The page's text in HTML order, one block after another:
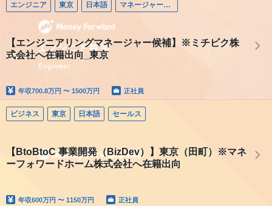
エンジニア 東京 日本語 マネージャー（エンジニア）
【エンジニアリングマネージャー候補】※ミチビク株
式会社へ在籍出向_東京
年収700.8万円 〜 1500万円 正社員
ビジネス 東京 日本語 セールス
【BtoBtoC 事業開発（BizDev）】東京（田町）※マネ
ーフォワードホーム株式会社へ在籍出向
年収600万円 〜 1150万円 正社員